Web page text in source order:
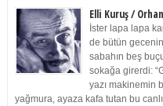
Elli Kuruş /
İster lapa lapa
de bütün
sabahın beş
sokağa girerdi:
yazı makinemin
yağmura, ayaza kafa tutan bu